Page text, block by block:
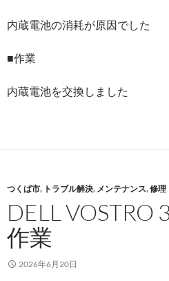
内蔵電池の消耗が原因でした
■作業
内蔵電池を交換しました
つくば市, トラブル解決, メンテナンス,修理
DELL VOSTRO
作業
2026年6月20日